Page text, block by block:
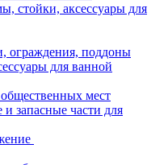
стойки, аксессуары для
ограждения, поддоны
для ванной
мест
запасные части для